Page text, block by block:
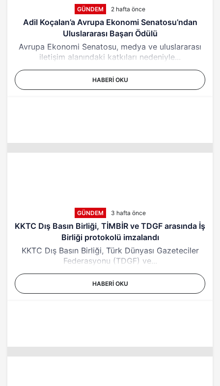
GÜNDEM 2 hafta önce
Adil Koçalan’a Avrupa Ekonomi Senatosu’ndan
Uluslararası Başarı Ödülü
Avrupa Ekonomi Senatosu, medya ve uluslararası
iletişim alanındaki katkıları nedeniyle...
HABERI OKU
GÜNDEM 3 hafta önce
KKTC Dış Basın Birliği, TİMBİR ve TDGF arasında İş
Birliği protokolü imzalandı
KKTC Dış Basın Birliği, Türk Dünyası Gazeteciler
Federasyonu (TDGF) ve...
HABERI OKU